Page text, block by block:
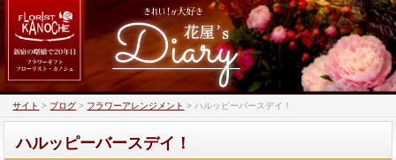
サイト > ブログ > フラワーアレンジメント >ハルッピーバースデイ！
ハルッピーバースデイ！